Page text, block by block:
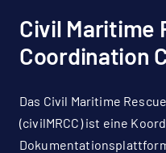
Civil Maritime
Coordination
Das Civil Maritime
(civilMRCC) ist eine